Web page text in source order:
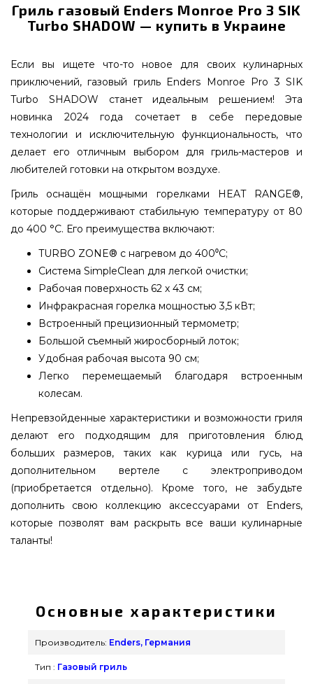
Гриль газовый Enders Monroe Pro 3 SIK
Turbo SHADOW — купить в Украине
Если вы ищете что-то новое для своих кулинарных
приключений, газовый гриль Enders Monroe Pro 3 SIK
Turbo SHADOW станет идеальным решением! Эта
новинка 2024 года сочетает в себе передовые
технологии и исключительную функциональность, что
делает его отличным выбором для гриль-мастеров и
любителей готовки на открытом воздухе.
Гриль оснащён мощными горелками HEAT RANGE®,
которые поддерживают стабильную температуру от 80
до 400 °С. Его преимущества включают:
TURBO ZONE® с нагревом до 400⁰С;
Система SimpleClean для легкой очистки;
Рабочая поверхность 62 х 43 см;
Инфракрасная горелка мощностью 3,5 кВт;
Встроенный прецизионный термометр;
Большой съемный жиросборный лоток;
Удобная рабочая высота 90 см;
Легко перемещаемый благодаря встроенным
колесам.
Непревзойденные характеристики и возможности гриля
делают его подходящим для приготовления блюд
больших размеров, таких как курица или гусь, на
дополнительном вертеле с электроприводом
(приобретается отдельно). Кроме того, не забудьте
дополнить свою коллекцию аксессуарами от Enders,
которые позволят вам раскрыть все ваши кулинарные
таланты!
лучшего производителя Enders, Германия по
лучшей стоимости всего 45 285 грн. в интернет
магазине брендовых грилей GrillPoint. Выгодные
каталоге Гриль Поинт. Позвоните нашим
Основные характеристики
Производитель: Enders, Германия
Тип : Газовый гриль